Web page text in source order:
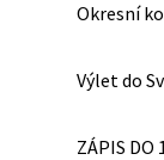
Okresní
Výlet do
ZÁPIS DO